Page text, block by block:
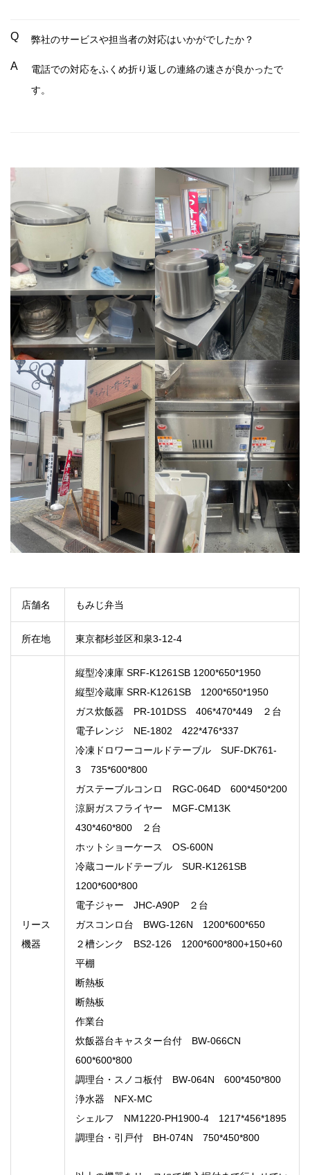
Q 弊社のサービスや担当者の対応はいかがでしたか？
A
電話での対応をふくめ折り返しの連絡の速さが良かったで
す。
店舗名 もみじ弁当
所在地 東京都杉並区和泉3-12-4
リース
機器
縦型冷凍庫 SRF-K1261SB 1200*650*1950
縦型冷蔵庫 SRR-K1261SB 1200*650*1950
ガス炊飯器 PR-101DSS 406*470*449 ２台
電子レンジ NE-1802 422*476*337
冷凍ドロワーコールドテーブル SUF-DK761-
3 735*600*800
ガステーブルコンロ RGC-064D 600*450*200
涼厨ガスフライヤー MGF-CM13K
430*460*800 ２台
ホットショーケース OS-600N
冷蔵コールドテーブル SUR-K1261SB
1200*600*800
電子ジャー JHC-A90P ２台
ガスコンロ台 BWG-126N 1200*600*650
２槽シンク BS2-126 1200*600*800+150+60
平棚
断熱板
断熱板
作業台
炊飯器台キャスター台付 BW-066CN
600*600*800
調理台・スノコ板付 BW-064N 600*450*800
浄水器 NFX-MC
シェルフ NM1220-PH1900-4 1217*456*1895
調理台・引戸付 BH-074N 750*450*800